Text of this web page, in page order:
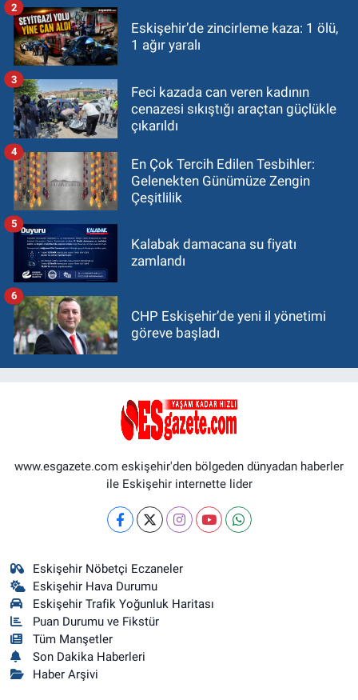
Eskişehir’de zincirleme kaza: 1 ölü,
1 ağır yaralı
2
Feci kazada can veren kadının
cenazesi sıkıştığı araçtan güçlükle
çıkarıldı
3
En Çok Tercih Edilen Tesbihler:
Gelenekten Günümüze Zengin
Çeşitlilik
4
Kalabak damacana su fiyatı
zamlandı
5
CHP Eskişehir’de yeni il yönetimi
göreve başladı
6
www.esgazete.com eskişehir'den bölgeden dünyadan haberler
ile Eskişehir internette lider
Eskişehir Nöbetçi Eczaneler
Eskişehir Hava Durumu
Eskişehir Trafik Yoğunluk Haritası
Puan Durumu ve Fikstür
Tüm Manşetler
Son Dakika Haberleri
Haber Arşivi